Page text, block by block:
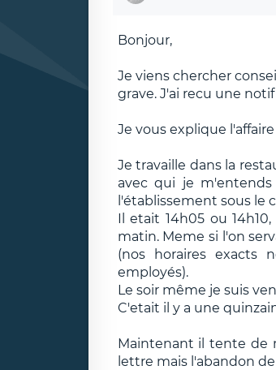
Bonjour,
Je viens chercher
grave. J'ai recu une
Je vous explique l'affaire
Je travaille dans la
avec qui je
l'établissement sous le
Il etait 14h05 ou
matin. Meme si l'on
(nos horaires exacts
employés).
Le soir même je suis
C'etait il y a une
Maintenant il tente de
lettre mais l'abandon